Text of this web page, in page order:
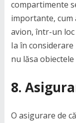
compartimente
importante, cum
avion, într-un
Ia în
nu lăsa
8.
O asigurare de